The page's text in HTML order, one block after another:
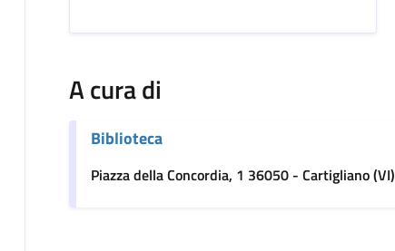
A cura di
Biblioteca
Piazza della Concordia, 1 36050 - Cartigliano (VI)